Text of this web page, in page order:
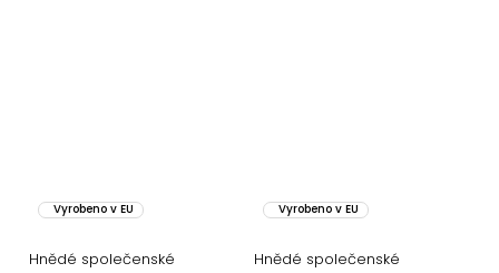
Vyrobeno v EU
Hnědé společenské
Vyrobeno v EU
Hnědé společenské